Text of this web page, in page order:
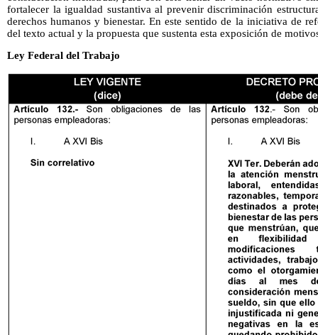
fortalecer la igualdad sustantiva al prevenir discriminación
derechos humanos y bienestar. En este sentido de la iniciativa de
del texto actual y la propuesta que sustenta esta exposición de
Ley Federal del Trabajo